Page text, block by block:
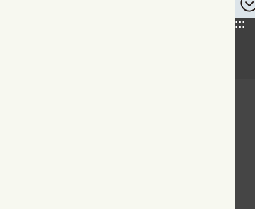
:::